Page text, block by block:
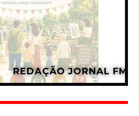
REDAÇÃO JORNAL FM